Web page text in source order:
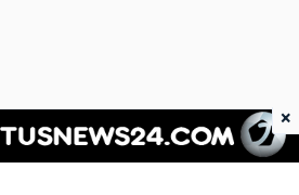
Juventus News 24
×